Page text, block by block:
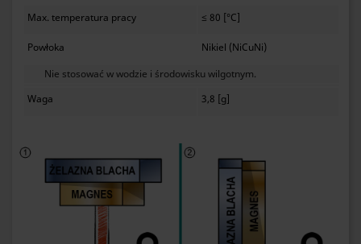
Max. temperatura pracy ≤ 80 [°C]
Powłoka
Nikiel (NiCuNi)
Nie stosować w wodzie i środowisku wilgotnym.
Waga
3,8 [g]